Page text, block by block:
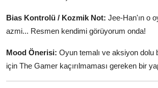
Bias Kontrolü / Kozmik Not: Jee-Han'ın o
azmi... Resmen kendimi görüyorum onda!
Mood Önerisi: Oyun temalı ve aksiyon dolu
için The Gamer kaçırılmaması gereken bir